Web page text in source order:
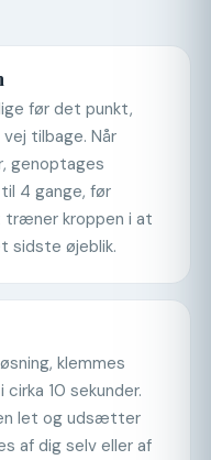
før det punkt,
tilbage. Når
genoptages
4 gange, før
træner kroppen i at
sidste øjeblik.
klemmes
10 sekunder.
let og udsætter
af dig selv eller af